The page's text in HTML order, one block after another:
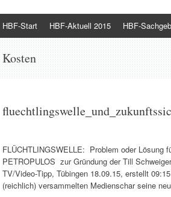
HBF-Start HBF-Aktuell 2015 HBF-
Kosten
FLÜCHTLINGSWELLE: Problem oder Lösung
PETROPULOS zur Gründung der Till
TV/Video-Tipp, Tübingen 18.09.15, erstellt
(reichlich) versammelten Medienschar seine